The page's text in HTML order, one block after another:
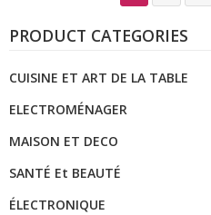
PRODUCT CATEGORIES
CUISINE ET ART DE LA TABLE
ELECTROMÉNAGER
MAISON ET DECO
SANTÉ Et BEAUTÉ
ÉLECTRONIQUE